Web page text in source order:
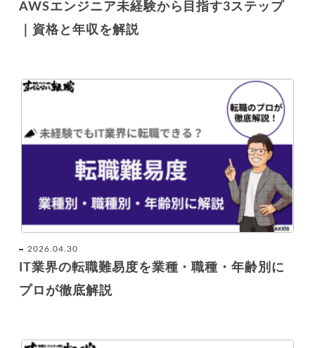
AWSエンジニア未経験から目指す3ステップ
｜資格と年収を解説
2026.04.30
IT業界の転職難易度を業種・職種・年齢別に
プロが徹底解説